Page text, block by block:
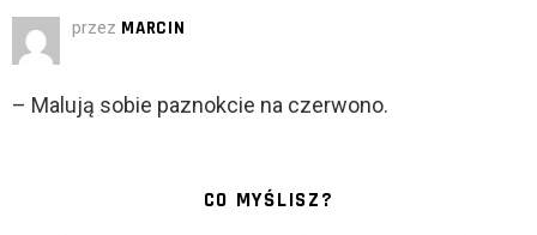
przez MARCIN
– Malują sobie paznokcie na czerwono.
CO MYŚLISZ?